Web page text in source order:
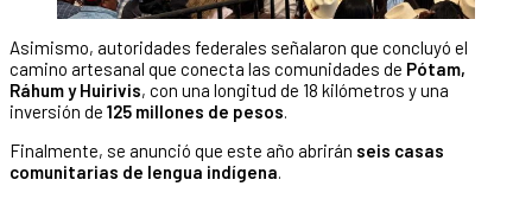
Asimismo, autoridades federales señalaron que concluyó el
camino artesanal que conecta las comunidades de Pótam,
Ráhum y Huirivis, con una longitud de 18 kilómetros y una
inversión de 125 millones de pesos.
Finalmente, se anunció que este año abrirán seis casas
comunitarias de lengua indígena.